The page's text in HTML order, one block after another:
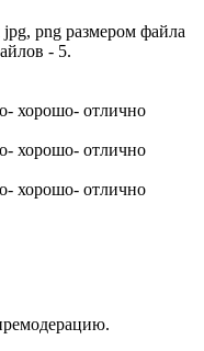
png размером файла
- 5.
- хорошо- отлично
- хорошо- отлично
- хорошо- отлично